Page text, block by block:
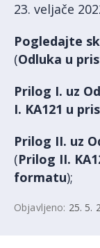
23. veljače
Pogledajte
(Odluka u
Prilog I. uz
I. KA121 u
Prilog II. uz
(Prilog II.
formatu);
Objavljeno: 25. 5.